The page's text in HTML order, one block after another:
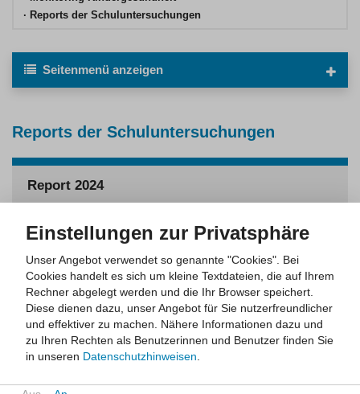
Reports der Schuluntersuchungen
Seitenmenü anzeigen
Reports der Schuluntersuchungen
Report 2024
Kindergartenuntersuchungen und
Tabellen. Die Untersuchungen werden durch die Kinder-
und Jugendärztlichen Dienste der örtlichen
Gesundheitsämter durchgeführt. Hierbei werden unter
anderem die Teilnahme an
Früherkennungsuntersuchungen für Kinder, Impfquoten
und verschiedene medizinische Befunde erfasst.
Mehr
Einstellungen zur Privatsphäre
Unser Angebot verwendet so genannte "Cookies". Bei
Cookies handelt es sich um kleine Textdateien, die auf Ihrem
Rechner abgelegt werden und die Ihr Browser speichert.
Diese dienen dazu, unser Angebot für Sie nutzerfreundlicher
und effektiver zu machen. Nähere Informationen dazu und
zu Ihren Rechten als Benutzerinnen und Benutzer finden Sie
in unseren Datenschutzhinweisen.